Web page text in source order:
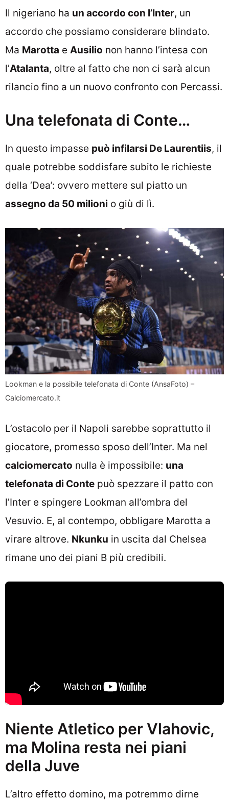
Il nigeriano ha un accordo con l’Inter, un
accordo che possiamo considerare blindato.
Ma Marotta e Ausilio non hanno l’intesa con
l’Atalanta, oltre al fatto che non ci sarà alcun
rilancio fino a un nuovo confronto con Percassi.
Una telefonata di Conte…
In questo impasse può infilarsi De Laurentiis, il
quale potrebbe soddisfare subito le richieste
della ‘Dea’: ovvero mettere sul piatto un
assegno da 50 milioni o giù di lì.
Lookman e la possibile telefonata di Conte (AnsaFoto) –
Calciomercato.it
L’ostacolo per il Napoli sarebbe soprattutto il
giocatore, promesso sposo dell’Inter. Ma nel
calciomercato nulla è impossibile: una
telefonata di Conte può spezzare il patto con
l’Inter e spingere Lookman all’ombra del
Vesuvio. E, al contempo, obbligare Marotta a
virare altrove. Nkunku in uscita dal Chelsea
rimane uno dei piani B più credibili.
Niente Atletico per Vlahovic,
ma Molina resta nei piani
della Juve
L’altro effetto domino, ma potremmo dirne